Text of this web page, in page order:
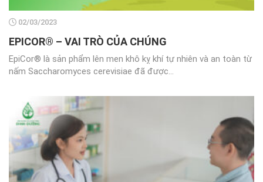
02/03/2023
EPICOR® – VAI TRÒ CỦA CHÚNG
EpiCor® là sản phẩm lên men khô kỵ khí tự nhiên và an toàn từ
nấm Saccharomyces cerevisiae đã được...